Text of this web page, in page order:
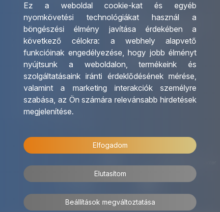
Ez a weboldal cookie-kat és egyéb
nyomkövetési technológiákat használ a
böngészési élmény javítása érdekében a
következő célokra: a webhely alapvető
funkcióinak engedélyezése, hogy jobb élményt
nyújtsunk a weboldalon,termékeink és
szolgáltatásaink iránti érdeklődésének mérése,
valamint a marketing interakciók személyre
szabása, az Ön számára relevánsabb hirdetések
megjelenítése.
Elfogadom
Elutasítom
Beállítások megváltoztatása
Csoportos utazások
szervezése
Egyéni utak szervezése
Hajóutak
Üzleti utaztatás
Nemzetközi tanár és
diákigazolványok
Letölthető katalógusunk
Ajándékutalvány
OTP Travel kedvezmények
Irodáink
Utazásszervező partnereink
Viszonteladó Partnereink
Partnereinknek
Utazási kérdőív
Impresszum
© 2026 OTP Travel Minden jog fenntartva